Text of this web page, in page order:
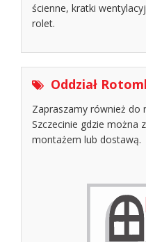
ścienne, kratki
rolet.
Oddział
Zapraszamy również do
Szczecinie gdzie można
montażem lub dostawą.